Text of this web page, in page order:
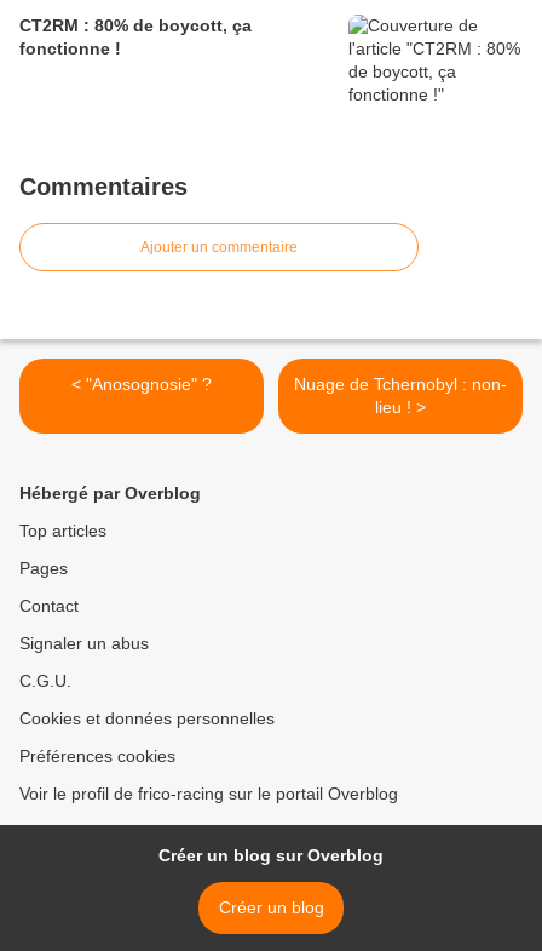
CT2RM : 80% de boycott, ça
fonctionne !
Commentaires
Ajouter un commentaire
< "Anosognosie" ?
Nuage de Tchernobyl : non-
lieu ! >
Hébergé par Overblog
Top articles
Pages
Contact
Signaler un abus
C.G.U.
Cookies et données personnelles
Préférences cookies
Voir le profil de frico-racing sur le portail Overblog
Créer un blog sur Overblog
Créer un blog